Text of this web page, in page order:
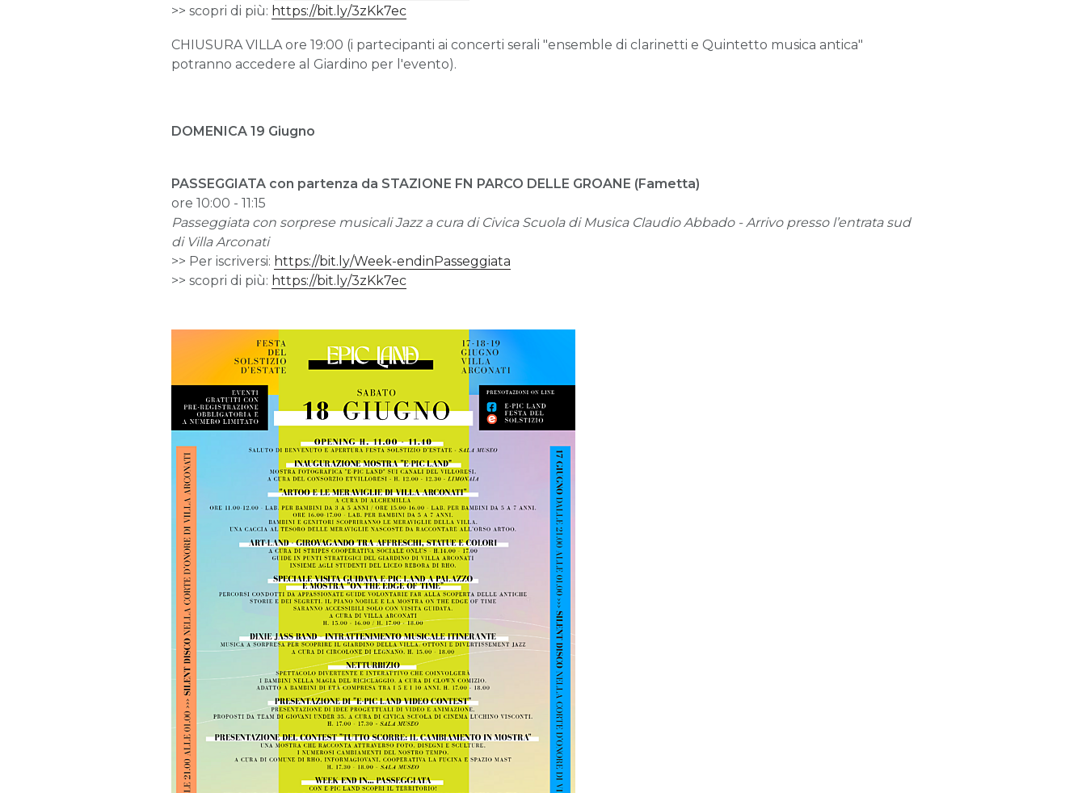
>> scopri di più: https://bit.ly/3zKk7ec
CHIUSURA VILLA ore 19:00 (i partecipanti ai concerti serali "ensemble di clarinetti e Quintetto musica antica"
potranno accedere al Giardino per l'evento).
DOMENICA 19 Giugno
PASSEGGIATA con partenza da STAZIONE FN PARCO DELLE GROANE (Fametta)
ore 10:00 - 11:15
Passeggiata con sorprese musicali Jazz a cura di Civica Scuola di Musica Claudio Abbado - Arrivo presso l’entrata sud
di Villa Arconati
>> Per iscriversi: https://bit.ly/Week-endinPasseggiata
>> scopri di più: https://bit.ly/3zKk7ec